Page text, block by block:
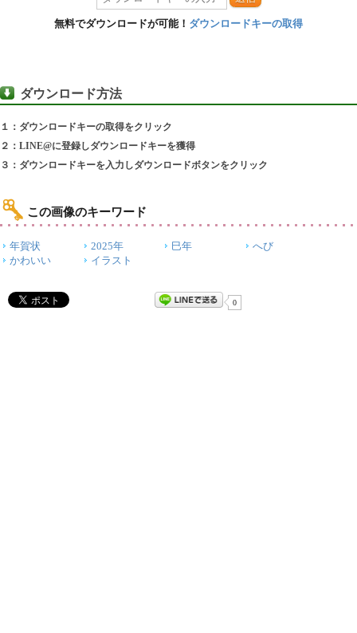
無料でダウンロードが可能！ ダウンロードキーの取得
ダウンロード方法
１：ダウンロードキーの取得をクリック
２：LINE@に登録しダウンロードキーを獲得
３：ダウンロードキーを入力しダウンロードボタンをクリック
この画像のキーワード
年賀状 2025年 巳年
へび
かわいい
イラスト
0